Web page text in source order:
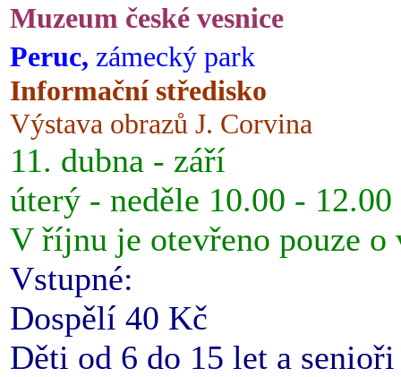
Muzeum české vesnice
Peruc, zámecký park
Informační středisko
Výstava obrazů J. Corvina
11. dubna - září
úterý - neděle 10.00 -
V říjnu je otevřeno pouze o
Vstupné:
Dospělí 40 Kč
Děti od 6 do 15 let a